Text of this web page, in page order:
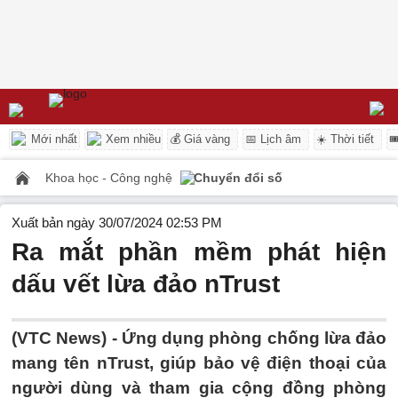
Mới nhất Xem nhiều 💰 Giá vàng 📅 Lịch âm ☀️ Thời tiết
Khoa học - Công nghệ Chuyển đổi số
Xuất bản ngày 30/07/2024 02:53 PM
Ra mắt phần mềm phát hiện
dấu vết lừa đảo nTrust
(VTC News) - Ứng dụng phòng chống lừa đảo
mang tên nTrust, giúp bảo vệ điện thoại của
người dùng và tham gia cộng đồng phòng